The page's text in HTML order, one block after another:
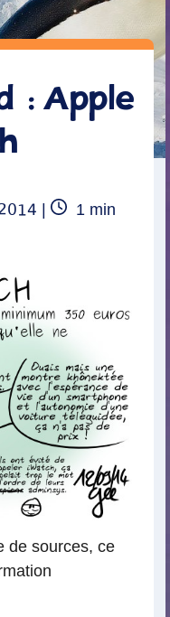
: Apple
|
Temps
1 min
de sources, ce